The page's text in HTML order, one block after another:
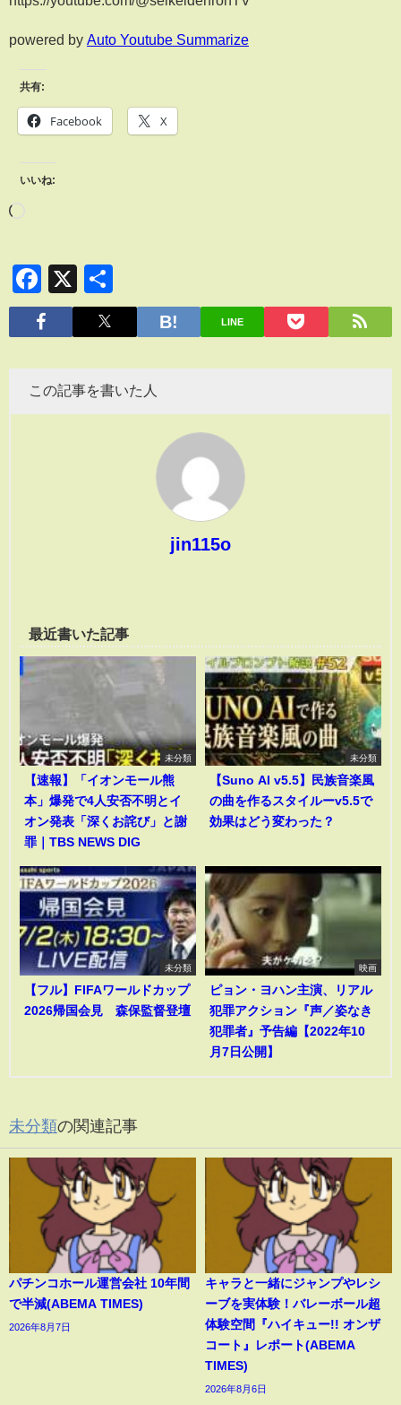
powered by Auto Youtube Summarize
共有:
Facebook X
いいね:
Facebook
X
有
LINE
この記事を書いた人
jin115o
最近書いた記事
未分類
【速報】「イオンモール熊
本」爆発で4人安否不明とイ
オン発表「深くお詫び」と謝
罪｜TBS NEWS DIG
未分類
【Suno AI v5.5】民族音楽風
の曲を作るスタイルーv5.5で
効果はどう変わった？
未分類
【フル】FIFAワールドカップ
2026帰国会見 森保監督登壇
映画
ピョン・ヨハン主演、リアル
犯罪アクション『声／姿なき
犯罪者』予告編【2022年10
月7日公開】
未分類の関連記事
パチンコホール運営会社 10年間
で半減(ABEMA TIMES)
2026年8月7日
キャラと一緒にジャンプやレシ
ーブを実体験！バレーボール超
体験空間『ハイキュー!! オンザ
コート』レポート(ABEMA
TIMES)
2026年8月6日